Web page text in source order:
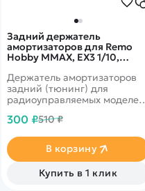
Задний держатель
амортизаторов для Remo
Hobby MMAX, EX3 1/10,
Держатель амортизаторов
задний (тюнинг) для
радиоуправляемых моделей
300 ₽510 ₽
В корзину
Купить в 1 клик